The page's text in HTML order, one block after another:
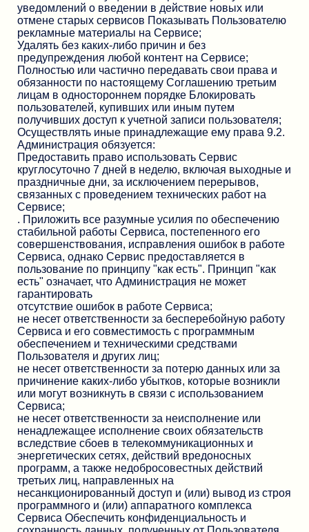
уведомлений о введении в действие новых или
отмене старых сервисов Показывать Пользователю
рекламные материалы на Сервисе;
Удалять без каких-либо причин и без
предупреждения любой контент на Сервисе;
Полностью или частично передавать свои права и
обязанности по настоящему Соглашению третьим
лицам в одностороннем порядке Блокировать
пользователей, купивших или иным путем
получивших доступ к учетной записи пользователя;
Осуществлять иные принадлежащие ему права 9.2.
Администрация обязуется:
Предоставить право использовать Сервис
круглосуточно 7 дней в неделю, включая выходные и
праздничные дни, за исключением перерывов,
связанных с проведением технических работ на
Сервисе;
. Приложить все разумные усилия по обеспечению
стабильной работы Сервиса, постепенного его
совершенствования, исправления ошибок в работе
Сервиса, однако Сервис предоставляется в
пользование по принципу "как есть". Принцип "как
есть" означает, что Администрация не может
гарантировать
отсутствие ошибок в работе Сервиса;
не несет ответственности за бесперебойную работу
Сервиса и его совместимость с программным
обеспечением и техническими средствами
Пользователя и других лиц;
не несет ответственности за потерю данных или за
причинение каких-либо убытков, которые возникли
или могут возникнуть в связи с использованием
Сервиса;
не несет ответственности за неисполнение или
ненадлежащее исполнение своих обязательств
вследствие сбоев в телекоммуникационных и
энергетических сетях, действий вредоносных
программ, а также недобросовестных действий
третьих лиц, направленных на
несанкционированный доступ и (или) вывод из строя
программного и (или) аппаратного комплекса
Сервиса Обеспечить конфиденциальность и